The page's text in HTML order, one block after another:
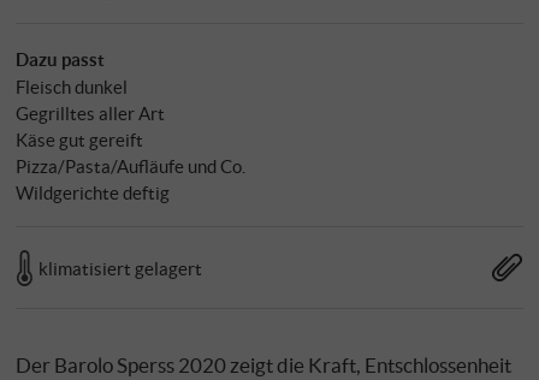
Dazu passt
Fleisch dunkel
Gegrilltes aller Art
Käse gut gereift
Pizza/Pasta/Aufläufe und Co.
Wildgerichte deftig
klimatisiert gelagert
Der Barolo Sperss 2020 zeigt die Kraft, Entschlossenheit